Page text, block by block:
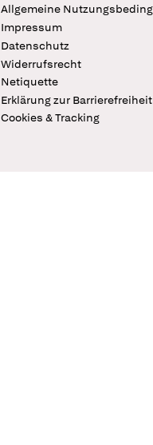
Allgemeine
Impressum
Datenschutz
Widerrufsrecht
Netiquette
Erklärung zur Barrierefreiheit
Cookies & Tracking